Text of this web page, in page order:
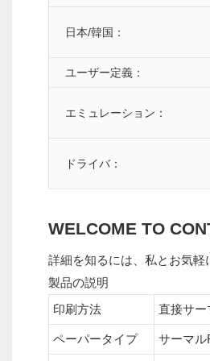
日本/韓国：
ユーザー定義：
エミュレーション：
ドライバ：
WELCOME TO
詳細を知るには、私とお気軽
製品の説明
印刷方法
直接サー
ペーパータイプ サーマル